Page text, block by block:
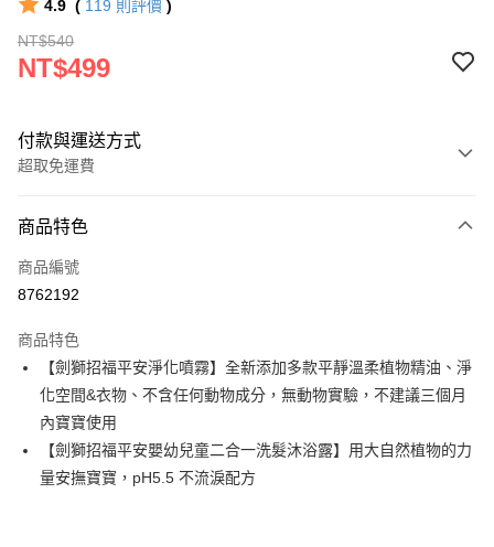
4.9 ( 119 則評價 )
NT$540
NT$499
付款與運送方式
超取免運費
信用卡一次付款
超商取貨付款
Apple Pay
悠遊付
Google Pay
大哥付你分期
商品特色
商品編號
8762192
商品特色
【劍獅招福平安淨化噴霧】全新添加多款平靜溫柔植物精油、淨
化空間&衣物、不含任何動物成分，無動物實驗，不建議三個月
內寶寶使用
【劍獅招福平安嬰幼兒童二合一洗髮沐浴露】用大自然植物的力
量安撫寶寶，pH5.5 不流淚配方